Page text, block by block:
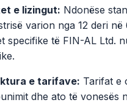
e lizingut: Ndonëse
varion nga 12 deri në
specifike të FIN-AL Ltd.
e tarifave: Tarifat e
dhe ato të vonesës